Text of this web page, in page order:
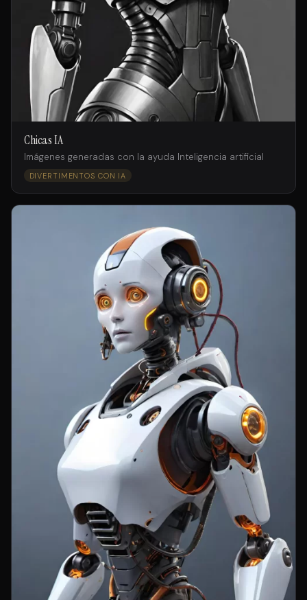
Chicas IA
Imágenes generadas con la ayuda Inteligencia artificial
DIVERTIMENTOS CON IA